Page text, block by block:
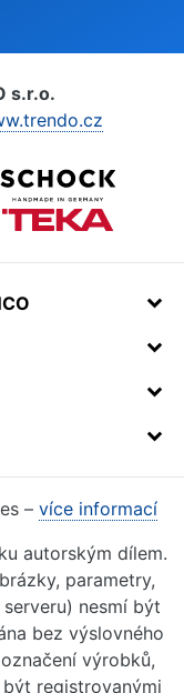
s.r.o.
– více informací
autorským dílem.
parametry,
nesmí být
bez výslovného
výrobků,
registrovanými